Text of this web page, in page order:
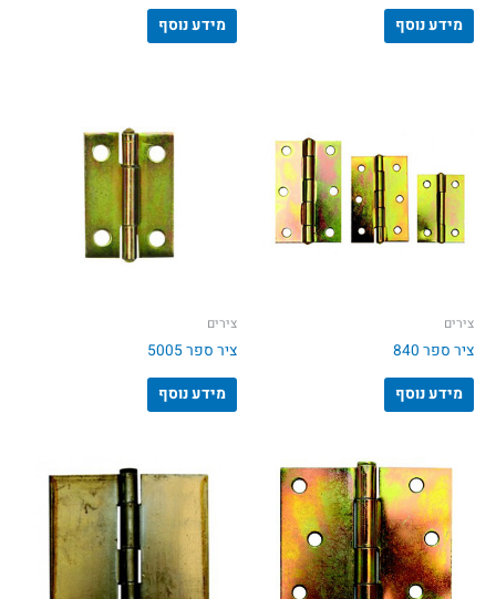
מידע נוסף
מידע נוסף
צירים
ציר ספר 840
מידע נוסף
צירים
ציר ספר 5005
מידע נוסף